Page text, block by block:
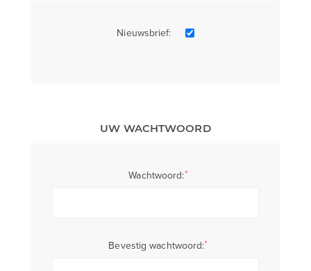
Nieuwsbrief:
UW WACHTWOORD
Wachtwoord:*
Bevestig wachtwoord:*